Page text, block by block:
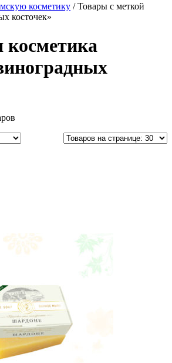
косметику / Товары с меткой
косточек»